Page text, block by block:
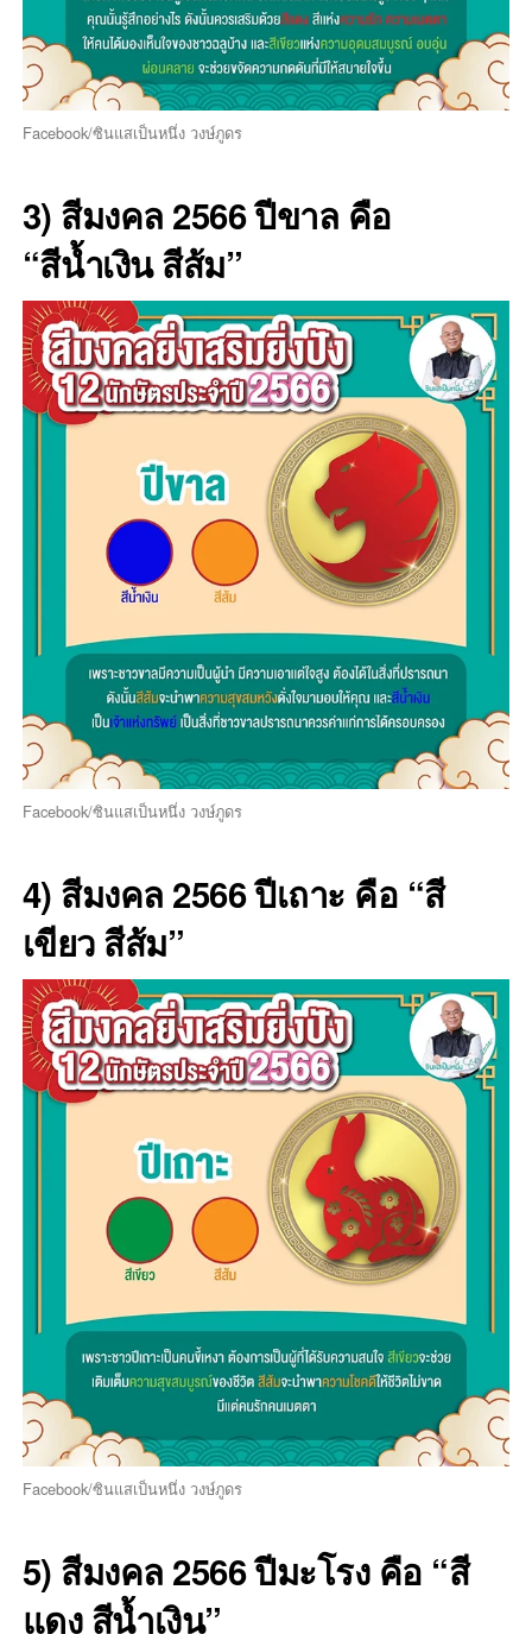
Facebook/ซินแสเป็นหนึ่ง วงษ์ภูดร
3) สีมงคล 2566 ปีขาล คือ
“สีน้ำเงิน สีส้ม”
Facebook/ซินแสเป็นหนึ่ง วงษ์ภูดร
4) สีมงคล 2566 ปีเถาะ คือ “สี
เขียว สีส้ม”
Facebook/ซินแสเป็นหนึ่ง วงษ์ภูดร
5) สีมงคล 2566 ปีมะโรง คือ “สี
แดง สีน้ำเงิน”